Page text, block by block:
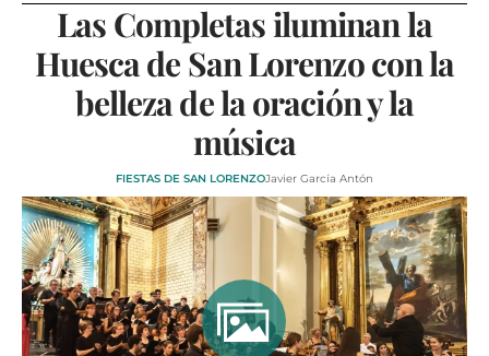
Las Completas iluminan la
Huesca de San Lorenzo con la
belleza de la oración y la
música
FIESTAS DE SAN LORENZOJavier García Antón